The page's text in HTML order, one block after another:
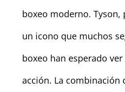
boxeo moderno. Tyson,
un icono que muchos
boxeo han esperado
acción. La combinación